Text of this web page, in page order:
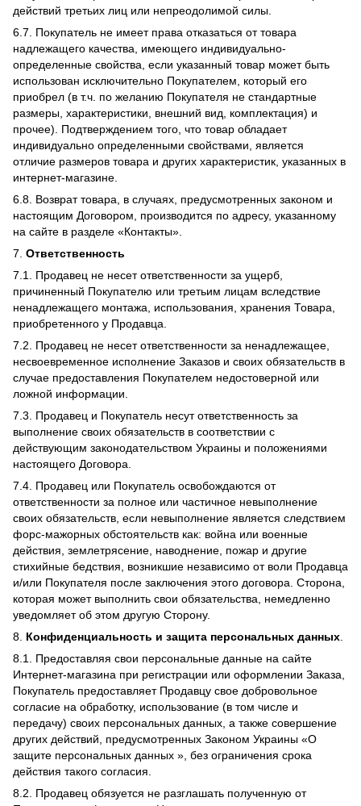
действий третьих лиц или непреодолимой силы.
6.7. Покупатель не имеет права отказаться от товара
надлежащего качества, имеющего индивидуально-
определенные свойства, если указанный товар может быть
использован исключительно Покупателем, который его
приобрел (в т.ч. по желанию Покупателя не стандартные
размеры, характеристики, внешний вид, комплектация) и
прочее). Подтверждением того, что товар обладает
индивидуально определенными свойствами, является
отличие размеров товара и других характеристик, указанных в
интернет-магазине.
6.8. Возврат товара, в случаях, предусмотренных законом и
настоящим Договором, производится по адресу, указанному
на сайте в разделе «Контакты».
7. Ответственность
7.1. Продавец не несет ответственности за ущерб,
причиненный Покупателю или третьим лицам вследствие
ненадлежащего монтажа, использования, хранения Товара,
приобретенного у Продавца.
7.2. Продавец не несет ответственности за ненадлежащее,
несвоевременное исполнение Заказов и своих обязательств в
случае предоставления Покупателем недостоверной или
ложной информации.
7.3. Продавец и Покупатель несут ответственность за
выполнение своих обязательств в соответствии с
действующим законодательством Украины и положениями
настоящего Договора.
7.4. Продавец или Покупатель освобождаются от
ответственности за полное или частичное невыполнение
своих обязательств, если невыполнение является следствием
форс-мажорных обстоятельств как: война или военные
действия, землетрясение, наводнение, пожар и другие
стихийные бедствия, возникшие независимо от воли Продавца
и/или Покупателя после заключения этого договора. Сторона,
которая может выполнить свои обязательства, немедленно
уведомляет об этом другую Сторону.
8. Конфиденциальность и защита персональных данных.
8.1. Предоставляя свои персональные данные на сайте
Интернет-магазина при регистрации или оформлении Заказа,
Покупатель предоставляет Продавцу свое добровольное
согласие на обработку, использование (в том числе и
передачу) своих персональных данных, а также совершение
других действий, предусмотренных Законом Украины «О
защите персональных данных », без ограничения срока
действия такого согласия.
8.2. Продавец обязуется не разглашать полученную от